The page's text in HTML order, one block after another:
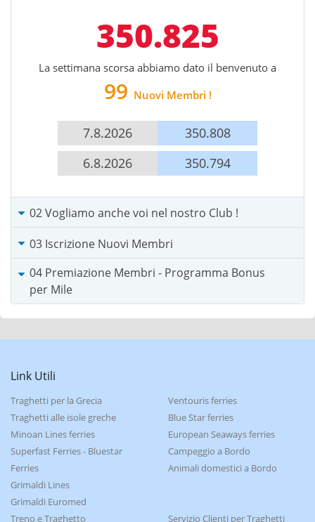
350.825
La settimana scorsa abbiamo dato il benvenuto a
99 Nuovi Membri !
7.8.2026
350.808
6.8.2026
350.794
5.8.2026
350.782
4.8.2026
350.765
3.8.2026
350.740
02 Vogliamo anche voi nel nostro Club !
03 Iscrizione Nuovi Membri
04 Premiazione Membri - Programma Bonus
per Mile
Link Utili
Traghetti per la Grecia
Traghetti alle isole greche
Minoan Lines ferries
Superfast Ferries - Bluestar
Ferries
Grimaldi Lines
Grimaldi Euromed
Ventouris ferries
Blue Star ferries
European Seaways ferries
Campeggio a Bordo
Animali domestici a Bordo
Treno e Traghetto Servizio Clienti per Traghetti